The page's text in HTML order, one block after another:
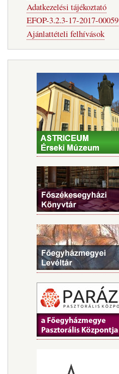
Adatkezelési tájékoztató
EFOP-3.2.3-17-2017-00059
Ajánlattételi felhívások